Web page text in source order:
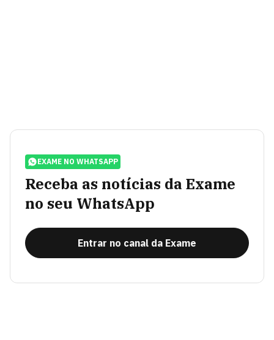
EXAME NO WHATSAPP
Receba as notícias da Exame
no seu WhatsApp
Entrar no canal da Exame